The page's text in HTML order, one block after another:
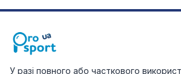
У разі повного або часткового